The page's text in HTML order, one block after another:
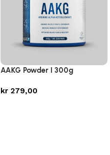
AAKG Powder I 300g
kr 279,00